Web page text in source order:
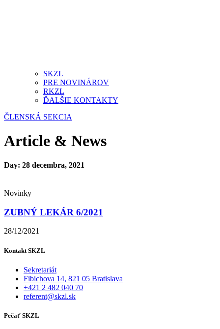
SKZL
PRE NOVINÁROV
RKZL
ĎALŠIE KONTAKTY
ČLENSKÁ SEKCIA
Article & News
Day: 28 decembra, 2021
Novinky
ZUBNÝ LEKÁR 6/2021
28/12/2021
Kontakt SKZL
Sekretariát
Fibichova 14, 821 05 Bratislava
+421 2 482 040 70
referent@skzl.sk
Pečať SKZL